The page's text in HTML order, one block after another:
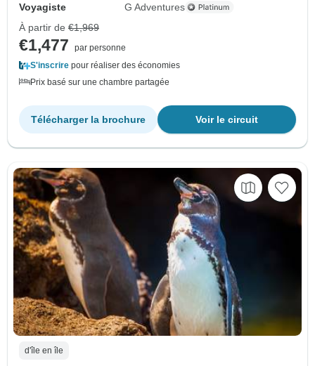
Voyagiste
G Adventures
À partir de €1,969
€1,477
par personne
S'inscrire pour réaliser des économies
Prix basé sur une chambre partagée
Voir le circuit
Télécharger la brochure
d'île en île